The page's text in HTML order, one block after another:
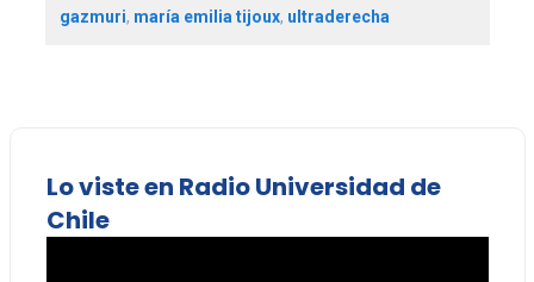
gazmuri, maría emilia tijoux, ultraderecha
Lo viste en Radio Universidad de
Chile